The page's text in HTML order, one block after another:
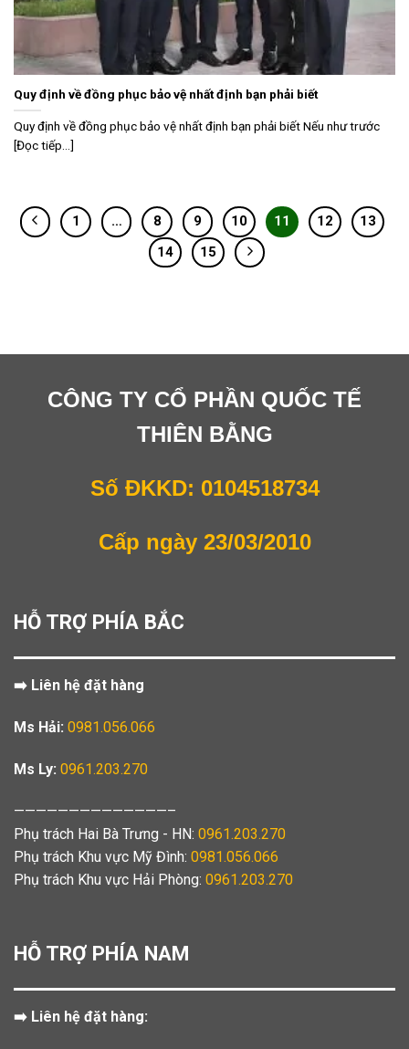
Quy định về đồng phục bảo vệ nhất định bạn phải biết
Quy định về đồng phục bảo vệ nhất định bạn phải biết Nếu như trước
[Đọc tiếp...]
1 … 8 9 10 11 12
13
14
15
CÔNG TY CỔ PHẦN QUỐC TẾ
THIÊN BẰNG
Số ĐKKD: 0104518734
Cấp ngày 23/03/2010
HỖ TRỢ PHÍA BẮC
➡️ Liên hệ đặt hàng
Ms Hải: 0981.056.066
Ms Ly: 0961.203.270
——————————————–
Phụ trách Hai Bà Trưng - HN: 0961.203.270
Phụ trách Khu vực Mỹ Đình: 0981.056.066
Phụ trách Khu vực Hải Phòng: 0961.203.270
HỖ TRỢ PHÍA NAM
➡️ Liên hệ đặt hàng: